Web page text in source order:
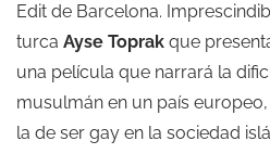
Edit de Barcelona.
turca Ayse Toprak que
una película que narrará la
musulmán en un país
la de ser gay en la sociedad